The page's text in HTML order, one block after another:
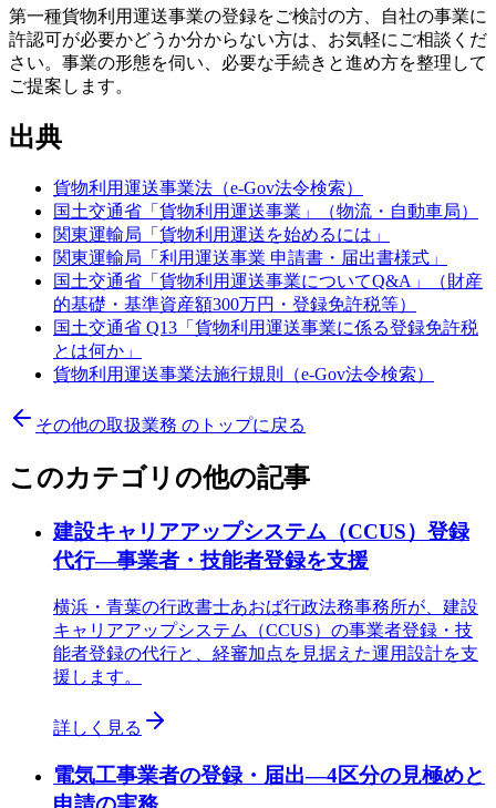
第一種貨物利用運送事業の登録をご検討の方、自社の事業に
許認可が必要かどうか分からない方は、お気軽にご相談くだ
さい。事業の形態を伺い、必要な手続きと進め方を整理して
ご提案します。
出典
貨物利用運送事業法（e-Gov法令検索）
国土交通省「貨物利用運送事業」（物流・自動車局）
関東運輸局「貨物利用運送を始めるには」
関東運輸局「利用運送事業 申請書・届出書様式」
国土交通省「貨物利用運送事業についてQ&A」（財産
的基礎・基準資産額300万円・登録免許税等）
国土交通省 Q13「貨物利用運送事業に係る登録免許税
とは何か」
貨物利用運送事業法施行規則（e-Gov法令検索）
その他の取扱業務 のトップに戻る
このカテゴリの他の記事
建設キャリアアップシステム（CCUS）登録
代行—事業者・技能者登録を支援
横浜・青葉の行政書士あおば行政法務事務所が、建設
キャリアアップシステム（CCUS）の事業者登録・技
能者登録の代行と、経審加点を見据えた運用設計を支
援します。
詳しく見る
電気工事業者の登録・届出—4区分の見極めと